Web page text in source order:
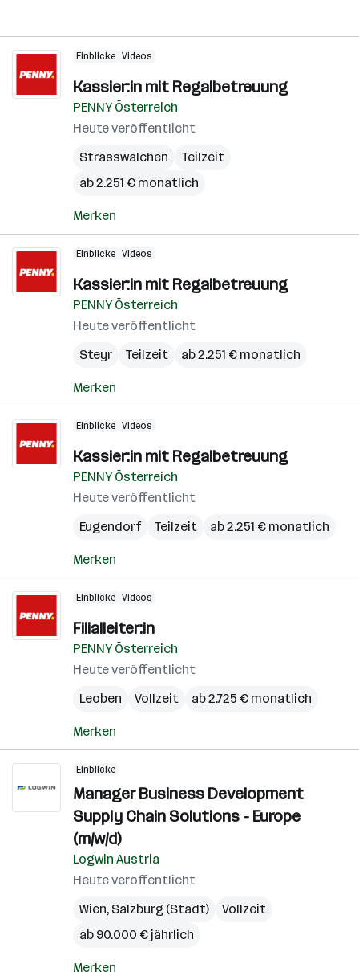
Einblicke Videos
Kassier:in mit Regalbetreuung
PENNY Österreich
Heute veröffentlicht
Strasswalchen
Teilzeit
ab 2.251 € monatlich
Merken
Einblicke Videos
Kassier:in mit Regalbetreuung
PENNY Österreich
Heute veröffentlicht
Steyr
Teilzeit ab 2.251 € monatlich
Merken
Einblicke Videos
Kassier:in mit Regalbetreuung
PENNY Österreich
Heute veröffentlicht
Eugendorf
Teilzeit ab 2.251 € monatlich
Merken
Einblicke Videos
Filialleiter:in
PENNY Österreich
Heute veröffentlicht
Leoben
Vollzeit ab 2.725 € monatlich
Merken
Einblicke
Manager Business Development
Supply Chain Solutions - Europe
(m/w/d)
Logwin Austria
Heute veröffentlicht
Wien, Salzburg (Stadt)
Vollzeit
ab 90.000 € jährlich
Merken